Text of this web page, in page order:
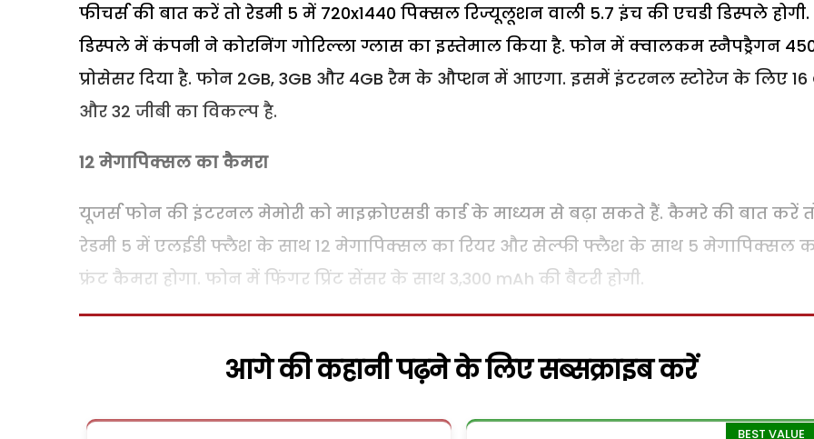
फीचर्स की बात करें तो रेडमी 5 में 720x1440 पिक्सल रिज्यूलूशन वाली 5.7 इंच की एचडी डिस्पले होगी.
डिस्पले में कंपनी ने कोरनिंग गोरिल्ला ग्लास का इस्तेमाल किया है. फोन में क्वालकम स्नैपड्रैगन
प्रोसेसर दिया है. फोन 2GB, 3GB और 4GB रैम के औप्शन में आएगा. इसमें इंटरनल स्टोरेज के लिए 16
और 32 जीबी का विकल्प है.
12 मेगापिक्सल का कैमरा
यूजर्स फोन की इंटरनल मेमोरी को माइक्रोएसडी कार्ड के माध्यम से बढ़ा सकते हैं. कैमरे की बात करें
रेडमी 5 में एलईडी फ्लैश के साथ 12 मेगापिक्सल का रियर और सेल्फी फ्लैश के साथ 5 मेगापिक्सल
फ्रंट कैमरा होगा. फोन में फिंगर प्रिंट सेंसर के साथ 3,300 mAh की बैटरी होगी.
आगे की कहानी पढ़ने के लिए सब्सक्राइब करें